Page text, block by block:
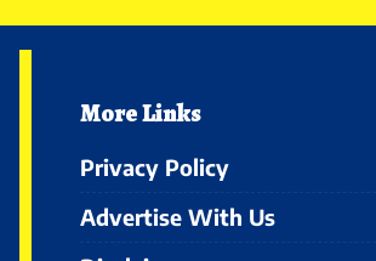
More Links
Privacy Policy
Advertise With Us